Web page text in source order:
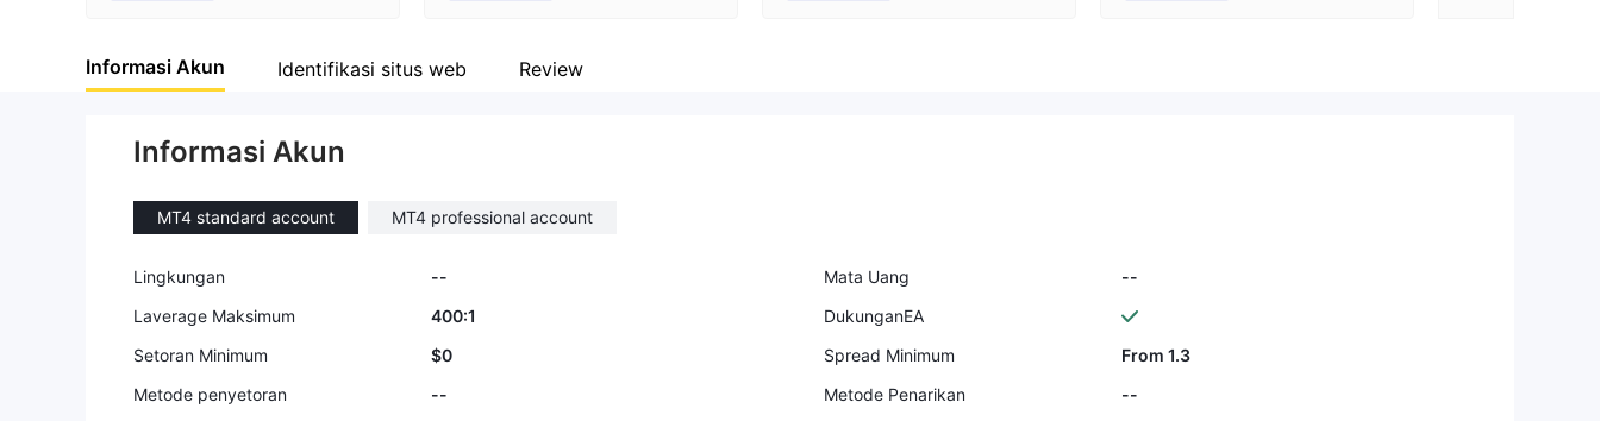
Informasi Akun Identifikasi situs web Review
Informasi Akun
MT4 standard account MT4 professional account
Lingkungan -- Mata Uang
--
Laverage Maksimum
400:1
DukunganEA
Setoran Minimum
$0 Spread Minimum
From 1.3
Metode penyetoran
-- Metode Penarikan
--